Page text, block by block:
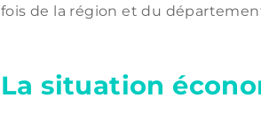
fois de la région et du
La situation